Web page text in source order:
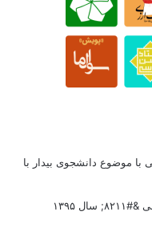
موضوع دانشجوی بیدار با
۱۳۹۵